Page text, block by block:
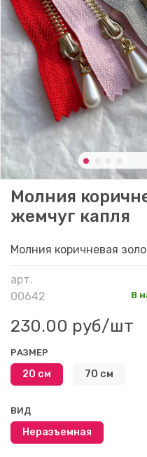
арт.
00642
В
Молния
жемчуг капля
230.00 руб/шт
РАЗМЕР
20 см 70 см
ВИД
Неразъемная
Молния коричневая